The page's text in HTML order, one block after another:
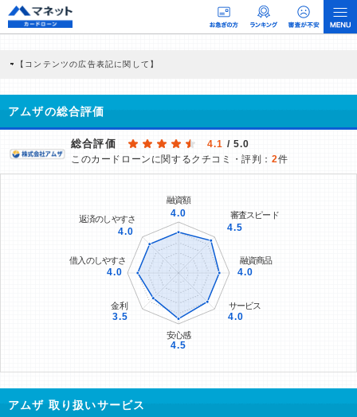
【コンテンツの広告表記に関して】
商品を根拠なくPRするものではなく、当編集部の調査／ユーザーへの口コミ収集な
どに基づき、公平性を担保した情報提供を行っています。
アムザの総合評価
総合評価 4.1 / 5.0
このカードローンに関するクチコミ・評判： 2件
アムザ 取り扱いサービス